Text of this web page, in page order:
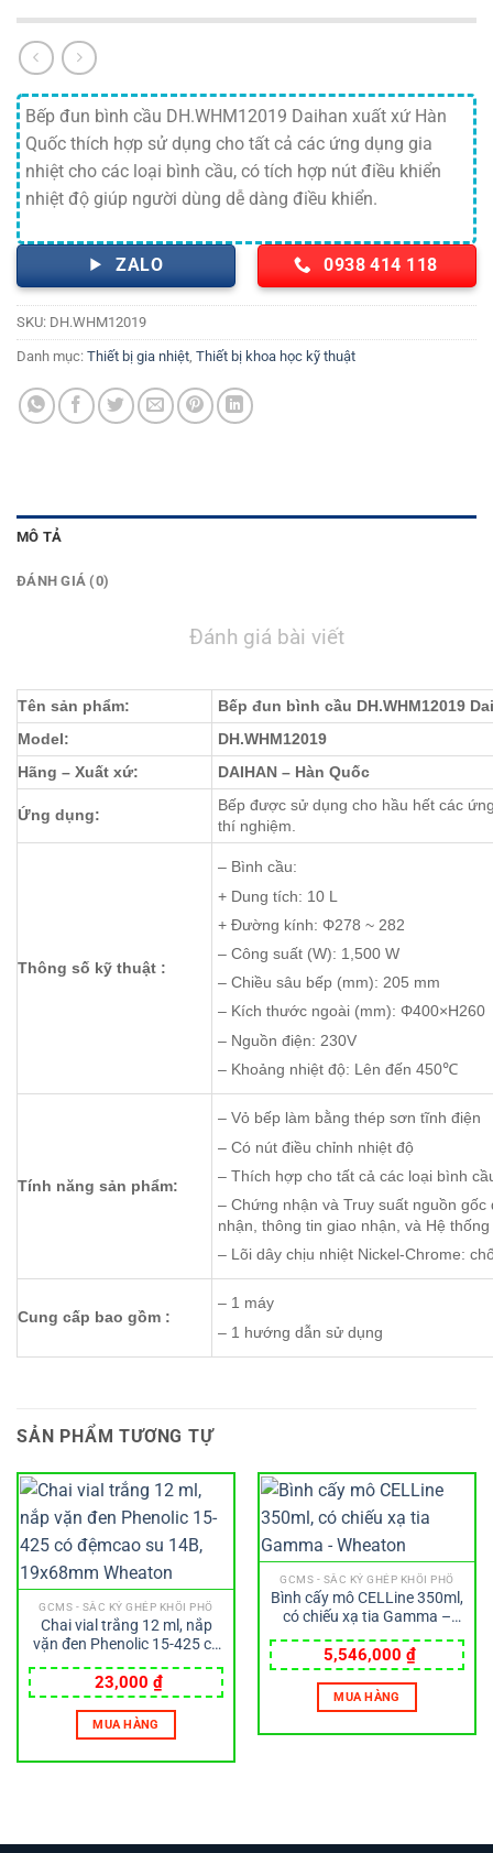
Bếp đun bình cầu DH.WHM12019 Daihan xuất xứ Hàn
Quốc thích hợp sử dụng cho tất cả các ứng dụng gia
nhiệt cho các loại bình cầu, có tích hợp nút điều khiển
nhiệt độ giúp người dùng dễ dàng điều khiển.
ZALO 0938 414 118
SKU: DH.WHM12019
Danh mục: Thiết bị gia nhiệt, Thiết bị khoa học kỹ thuật
MÔ TẢ
ĐÁNH GIÁ (0)
Đánh giá bài viết
Tên sản phẩm:
Bếp đun bình cầu DH.WHM12019
Model:
DH.WHM12019
Hãng – Xuất xứ:
DAIHAN – Hàn Quốc
Ứng dụng:
Bếp được sử dụng cho hầu hết các
thí nghiệm.
Thông số kỹ thuật :
– Bình cầu:
+ Dung tích: 10 L
+ Đường kính: Φ278 ~ 282
– Công suất (W): 1,500 W
– Chiều sâu bếp (mm): 205 mm
– Kích thước ngoài (mm): Φ400×H260
– Nguồn điện: 230V
– Khoảng nhiệt độ: Lên đến 450℃
Tính năng sản phẩm:
– Vỏ bếp làm bằng thép sơn tĩnh điện
– Có nút điều chỉnh nhiệt độ
– Thích hợp cho tất cả các loại bình
– Chứng nhận và Truy suất nguồn
nhận, thông tin giao nhận, và Hệ
– Lõi dây chịu nhiệt Nickel-Chrome:
Cung cấp bao gồm :
– 1 máy
– 1 hướng dẫn sử dụng
SẢN PHẨM TƯƠNG TỰ
GCMS - SẮC KÝ GHÉP KHỐI PHỔ
Chai vial trắng 12 ml, nắp
vặn đen Phenolic 15-425 có
Wheaton
23,000 ₫
MUA HÀNG
GCMS - SẮC KÝ GHÉP KHỐI PHỔ
Bình cấy mô CELLine 350ml,
có chiếu xạ tia Gamma –
5,546,000 ₫
MUA HÀNG